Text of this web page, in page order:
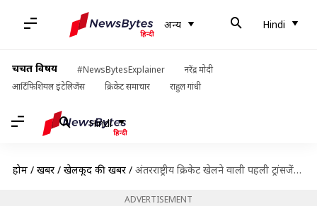
अन्य Hindi
चर्चित विषय #NewsBytesExplainer
नरेंद्र मोदी
आर्टिफिशियल इंटेलिजेंस
क्रिकेट समाचार राहुल गांधी
Hindi
होम / खबरें / खेलकूद की खबरें / अंतरराष्ट्रीय क्रिकेट खेलने वाली पहली ट्रांसजेंडर बनेंगी डेनिएल मैकगैही, जानिए उनका सफर
ADVERTISEMENT